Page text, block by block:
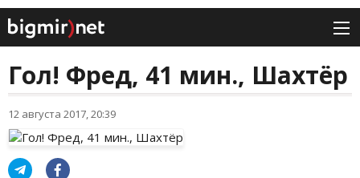
Гол! Фред, 41 мин., Шахтёр
12 августа 2017, 20:39